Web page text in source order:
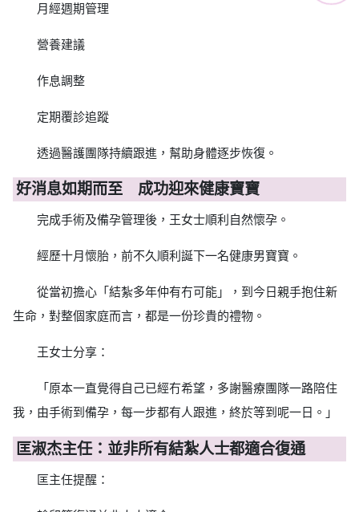
月經週期管理
營養建議
作息調整
定期覆診追蹤
透過醫護團隊持續跟進，幫助身體逐步恢復。
好消息如期而至 成功迎來健康寶寶
完成手術及備孕管理後，王女士順利自然懷孕。
經歷十月懷胎，前不久順利誕下一名健康男寶寶。
從當初擔心「結紮多年仲有冇可能」，到今日親手抱住新
生命，對整個家庭而言，都是一份珍貴的禮物。
王女士分享：
「原本一直覺得自己已經冇希望，多謝醫療團隊一路陪住
我，由手術到備孕，每一步都有人跟進，終於等到呢一日。」
匡淑杰主任：並非所有結紮人士都適合復通
匡主任提醒：